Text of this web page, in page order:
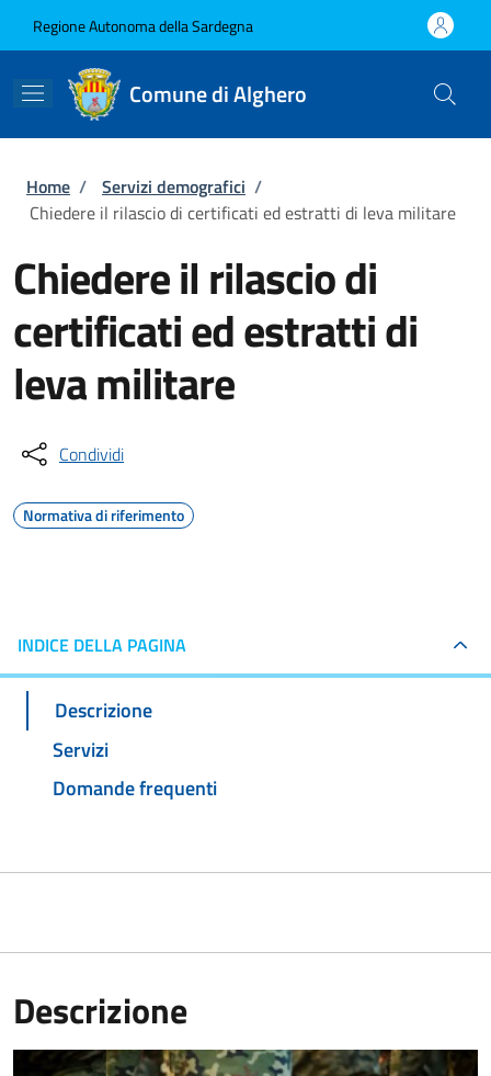
Regione Autonoma della Sardegna
Comune di Alghero
Briciole di pane
Home / Servizi demografici /
Chiedere il rilascio di certificati ed estratti di leva militare
Chiedere il rilascio di
certificati ed estratti di
leva militare
Condividi
Normativa di riferimento
INDICE DELLA PAGINA
Descrizione
Servizi
Domande frequenti
Descrizione